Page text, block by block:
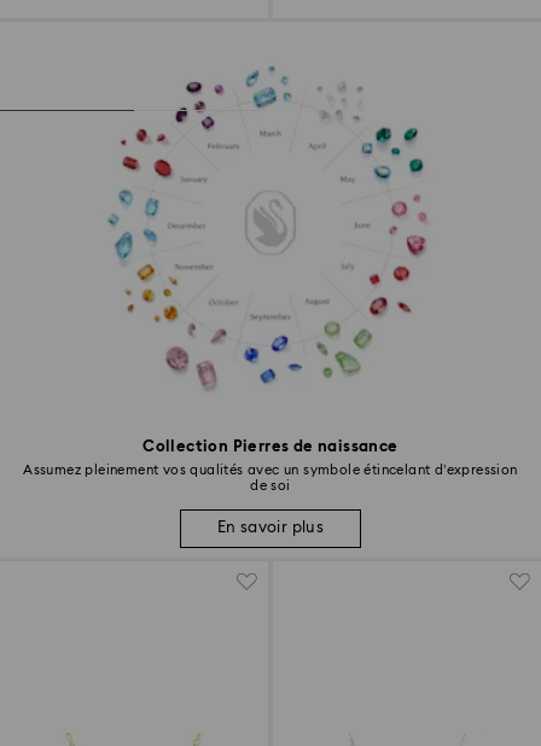
Collection Pierres de naissance
Assumez pleinement vos qualités avec un symbole étincelant d’expression
de soi
En savoir plus